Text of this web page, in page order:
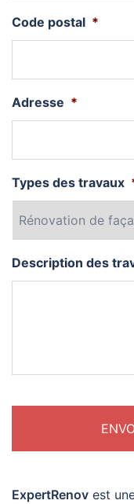
Code postal *
Adresse *
Types des travaux
Description des
ExpertRenov est